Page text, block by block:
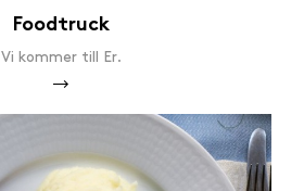
Foodtruck
Vi kommer till Er.